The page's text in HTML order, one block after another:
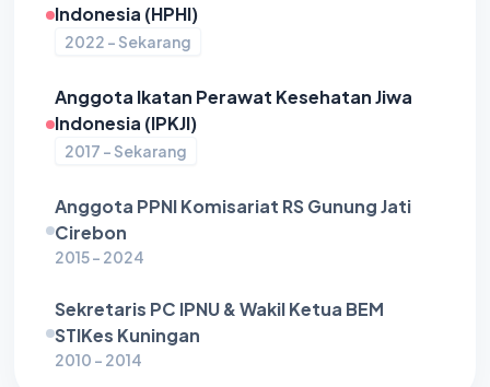
Indonesia (HPHI)
2022 - Sekarang
Anggota Ikatan Perawat Kesehatan Jiwa
Indonesia (IPKJI)
2017 - Sekarang
Anggota PPNI Komisariat RS Gunung Jati
Cirebon
2015 - 2024
Sekretaris PC IPNU & Wakil Ketua BEM
STIKes Kuningan
2010 - 2014